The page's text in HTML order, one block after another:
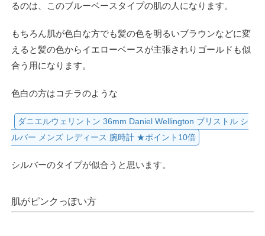
るのは、このブルーベースタイプの肌の人になります。
もちろん肌が色白な方でも髪の色を明るいブラウンなどに変
えると髪の色からイエローベースが主張されりゴールドも似
合う用になります。
色白の方はコチラのような
ダニエルウェリントン 36mm Daniel Wellington ブリストル シ
ルバー メンズ レディース 腕時計 ★ポイント10倍
シルバーのタイプが似合うと思います。
肌がピンクっぽい方